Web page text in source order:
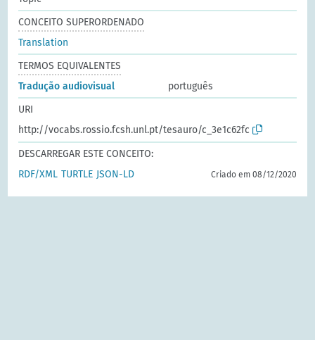
CONCEITO SUPERORDENADO
Translation
TERMOS EQUIVALENTES
Tradução audiovisual
português
URI
http://vocabs.rossio.fcsh.unl.pt/tesauro/c_3e1c62fc
DESCARREGAR ESTE CONCEITO:
RDF/XML TURTLE JSON-LD Criado em 08/12/2020